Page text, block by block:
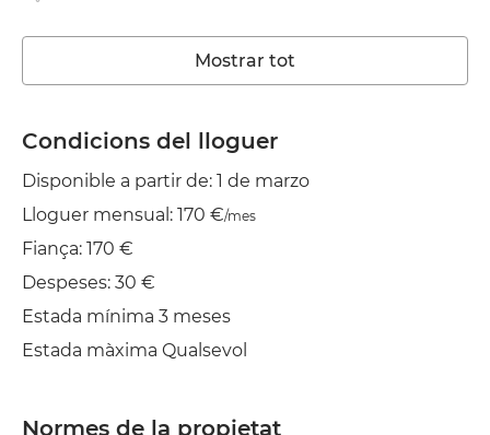
Rentadora
Wifi
TV
Jardí/Terrassa
Estenedor
Planxa
Mostrar tot
Condicions del lloguer
Disponible a partir de: 1 de marzo
Lloguer mensual: 170 €/mes
Fiança: 170 €
Despeses: 30 €
Estada mínima 3 meses
Estada màxima Qualsevol
Normes de la propietat